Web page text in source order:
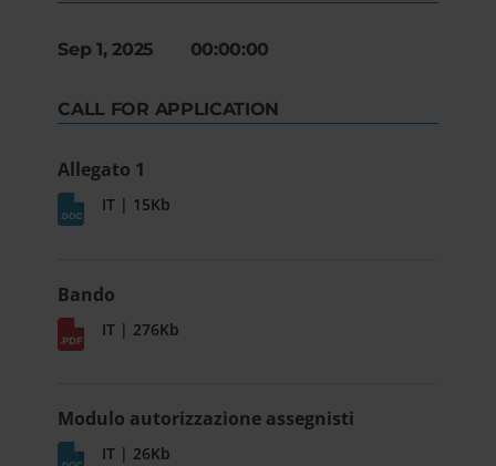
Sep 1, 2025 00:00:00
CALL FOR APPLICATION
Allegato 1
IT | 15Kb
Bando
IT | 276Kb
Modulo autorizzazione assegnisti
IT | 26Kb